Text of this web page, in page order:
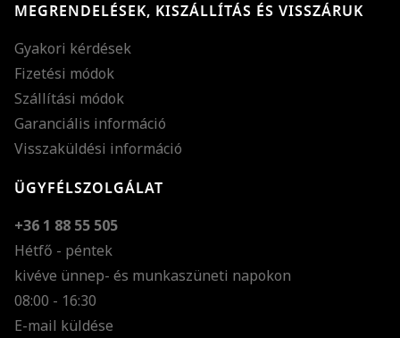
MEGRENDELÉSEK, KISZÁLLÍTÁS ÉS VISSZÁRUK
Gyakori kérdések
Fizetési módok
Szállítási módok
Garanciális információ
Visszaküldési információ
ÜGYFÉLSZOLGÁLAT
+36 1 88 55 505
Hétfő - péntek
kivéve ünnep- és munkaszüneti napokon
08:00 - 16:30
E-mail küldése